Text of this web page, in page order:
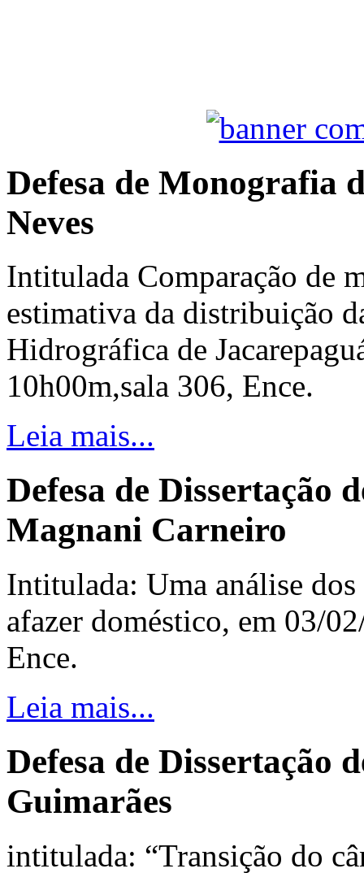
Defesa de Monografia
Neves
Intitulada Comparação de
estimativa da distribuição
Hidrográfica de
10h00m,sala 306, Ence.
Leia mais...
Defesa de Dissertação
Magnani Carneiro
Intitulada: Uma análise
afazer doméstico, em 03/
Ence.
Leia mais...
Defesa de Dissertação
Guimarães
intitulada: “Transição do